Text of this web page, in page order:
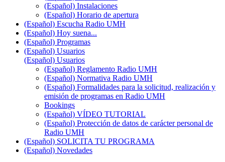
(Español) Instalaciones
(Español) Horario de apertura
(Español) Escucha Radio UMH
(Español) Hoy suena...
(Español) Programas
(Español) Usuarios
(Español) Usuarios
(Español) Reglamento Radio UMH
(Español) Normativa Radio UMH
(Español) Formalidades para la solicitud, realización y
emisión de programas en Radio UMH
Bookings
(Español) VÍDEO TUTORIAL
(Español) Protección de datos de carácter personal de
Radio UMH
(Español) SOLICITA TU PROGRAMA
(Español) Novedades